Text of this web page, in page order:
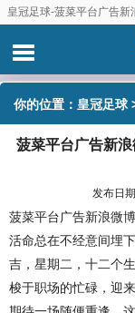
皇冠足球-菠菜平台广告
你的位置： 皇冠足球
吗_「日运」2025年
菠菜平台广告新
发布日
菠菜平台广告新浪微
活命总在不经意间埋
吉，星期二，十二个
梭于职场的忙碌，迎